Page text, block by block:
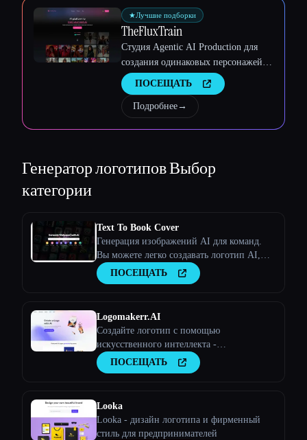
★Лучшие подборки
TheFluxTrain
Студия Agentic AI Production для
создания одинаковых персонажей,
рабочих процессов и видео
ПОСЕЩАТЬ
Подробнее→
Генератор логотиповВыбор
категории
Text To Book Cover
Генерация изображений AI для команд.
Вы можете легко создавать логотип AI,
обложки книг AI, плакаты AI и многое
другое - Stockimg AI
ПОСЕЩАТЬ
Logomakerr.AI
Создайте логотип с помощью
искусственного интеллекта -
Logomakerr.AI сочетает ваши бизнес-идеи
с логотипами, созданными искусственным
ПОСЕЩАТЬ
Looka
Looka - дизайн логотипа и фирменный
стиль для предпринимателей